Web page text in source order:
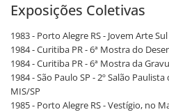
Exposições Coletivas
1983 - Porto Alegre RS - Jovem Arte
1984 - Curitiba PR - 6ª Mostra do
1984 - Curitiba PR - 6ª Mostra da
1984 - São Paulo SP - 2º Salão
MIS/SP
1985 - Porto Alegre RS - Vestígio, no